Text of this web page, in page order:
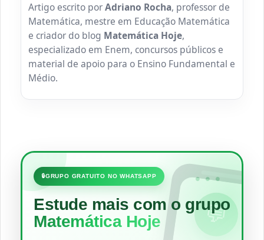
Artigo escrito porAdriano Rocha, professor de
Matemática, mestre em Educação Matemática
e criador do blog Matemática Hoje,
especializado em Enem, concursos públicos e
material de apoio para o Ensino Fundamental e
Médio.
•••
🔒GRUPO GRATUITO NO WHATSAPP
Estude mais com o grupo
Matemática Hoje
💬